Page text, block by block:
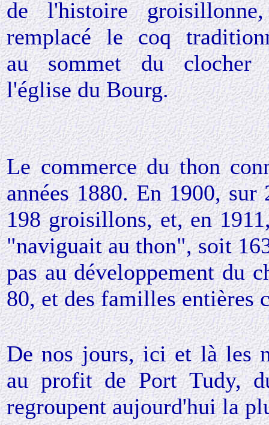
de l'histoire
remplacé le coq
au sommet du clocher
l'église du Bourg.
Le commerce du thon
années 1880. En 1900,
198 groisillons, et, en
"naviguait au thon", soit
pas au développement du
80, et des familles
De nos jours, ici et là les
au profit de Port Tudy,
regroupent aujourd'hui la